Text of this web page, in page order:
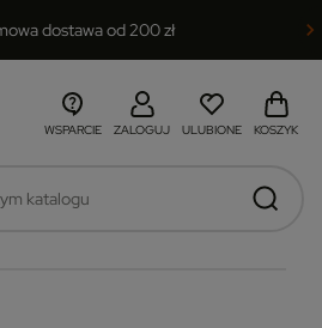
dostawa od 200 zł
WSPARCIE ZALOGUJ ULUBIONE KOSZYK